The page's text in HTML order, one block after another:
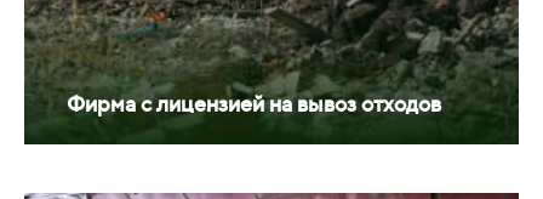
Фирма с лицензией на вывоз отходов